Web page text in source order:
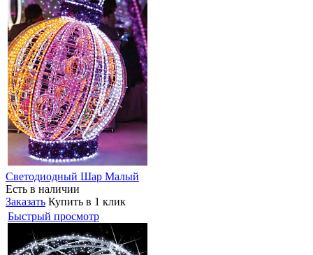
Светодиодный Шар Малый
Есть в наличии
Заказать Купить в 1 клик
Быстрый просмотр